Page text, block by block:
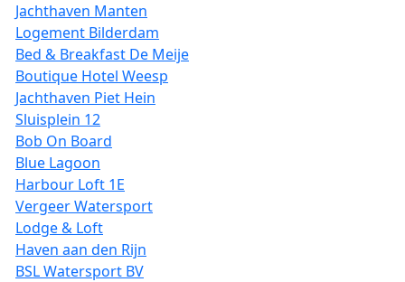
Jachthaven Manten
Logement Bilderdam
Bed & Breakfast De Meije
Boutique Hotel Weesp
Jachthaven Piet Hein
Sluisplein 12
Bob On Board
Blue Lagoon
Harbour Loft 1E
Vergeer Watersport
Lodge & Loft
Haven aan den Rijn
BSL Watersport BV